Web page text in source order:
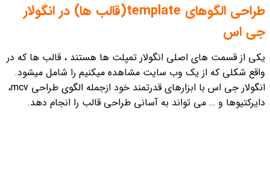
طراحی الگوهای template(قالب ها) در انگولار
جی اس
یکی از قسمت های اصلی انگولار تمپلت ها هستند ، قالب ها که در
واقع شکلی که از یک وب سایت مشاهده میکنیم را شامل میشود.
انگولار جی اس با ابزارهای قدرتمند خود ازجمله الگوی طراحی mcv،
دایرکتیوها و … می تواند به‌ آسانی طراحی قالب را انجام دهد.